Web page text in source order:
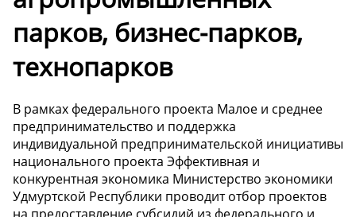
парков, бизнес-парков,
технопарков
В рамках федерального проекта Малое и среднее
предпринимательство и поддержка
индивидуальной предпринимательской инициативы
национального проекта Эффективная и
конкурентная экономика Министерство экономики
Удмуртской Республики проводит отбор проектов